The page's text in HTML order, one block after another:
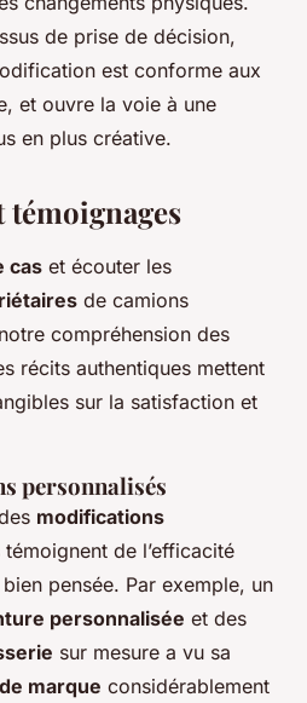
de prise de décision,
est conforme aux
et ouvre la voie à une
en plus créative.
témoignages
cas et écouter les
de camions
compréhension des
récits authentiques mettent
sur la satisfaction et
personnalisés
modifications
de l’efficacité
pensée. Par exemple, un
personnalisée et des
sur mesure a vu sa
marque considérablement